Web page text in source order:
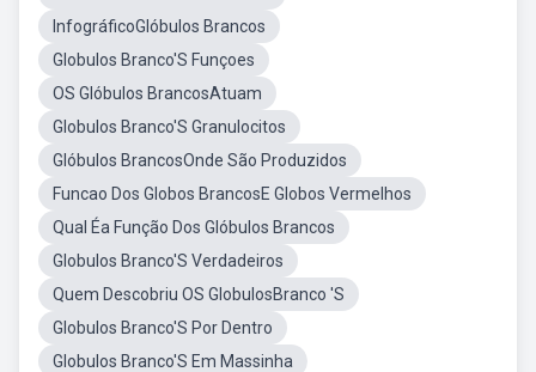
InfográficoGlóbulos Brancos
Globulos Branco'S Funçoes
OS Glóbulos BrancosAtuam
Globulos Branco'S Granulocitos
Glóbulos BrancosOnde São Produzidos
Funcao Dos Globos BrancosE Globos Vermelhos
Qual Éa Função Dos Glóbulos Brancos
Globulos Branco'S Verdadeiros
Quem Descobriu OS GlobulosBranco 'S
Globulos Branco'S Por Dentro
Globulos Branco'S Em Massinha